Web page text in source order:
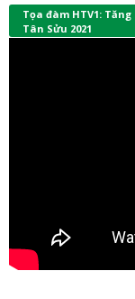
Tọa đàm HTV1:
Tân Sửu 2021